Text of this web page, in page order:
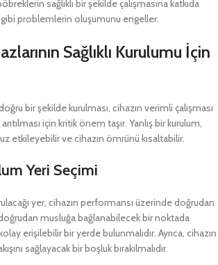
sağlıklı bir şekilde çalışmasına katkıda
problemlerin oluşumunu engeller.
Sağlıklı Kurulumu İçin
bir şekilde kurulması, cihazın verimli çalışması
için kritik önem taşır. Yanlış bir kurulum,
etkileyebilir ve cihazın ömrünü kısaltabilir.
Yeri Seçimi
yer, cihazın performansı üzerinde doğrudan
musluğa bağlanabilecek bir noktada
erişilebilir bir yerde bulunmalıdır. Ayrıca, cihazın
sağlayacak bir boşluk bırakılmalıdır.